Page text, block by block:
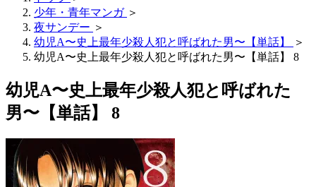
少年・青年マンガ ＞
夜サンデー ＞
幼児A〜史上最年少殺人犯と呼ばれた男〜【単話】
＞
幼児A〜史上最年少殺人犯と呼ばれた男〜【単話】 8
幼児A〜史上最年少殺人犯と呼ばれた
男〜【単話】 8